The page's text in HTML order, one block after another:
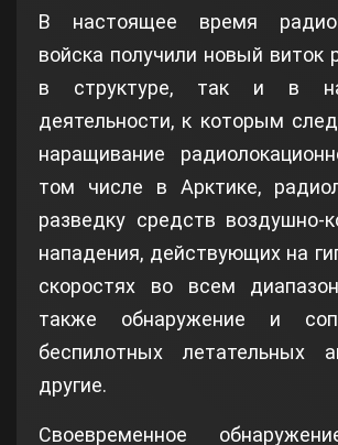
В настоящее время
войска получили новый виток
в структуре, так и в
деятельности, к которым
наращивание
том числе в Арктике,
разведку средств воздушно-
нападения, действующих на
скоростях во всем
также обнаружение и
беспилотных летательных
другие.
Своевременное